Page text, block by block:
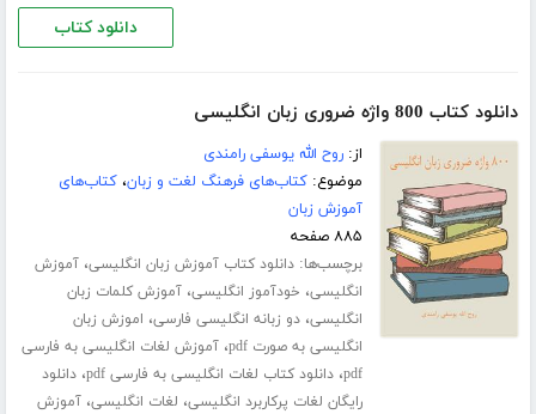
دانلود کتاب
دانلود کتاب 800 واژه ضروری زبان انگلیسی
از:روح الله یوسفی رامندی
موضوع:کتاب‌های فرهنگ لغت و زبان،کتاب‌های
آموزش زبان
۸۸۵ صفحه
برچسب‌ها:دانلود کتاب آموزش زبان انگلیسی،آموزش
انگلیسی، خودآموز انگلیسی،آموزش کلمات زبان
انگلیسی،دو زبانه انگلیسی فارسی، اموزش زبان
انگلیسی به صورت pdf
،آموزش لغات انگلیسی به فارسی
pdf،دانلود کتاب لغات انگلیسی به فارسی pdf ،دانلود
رایگان لغات پرکاربرد انگلیسی، لغات انگلیسی،آموزش